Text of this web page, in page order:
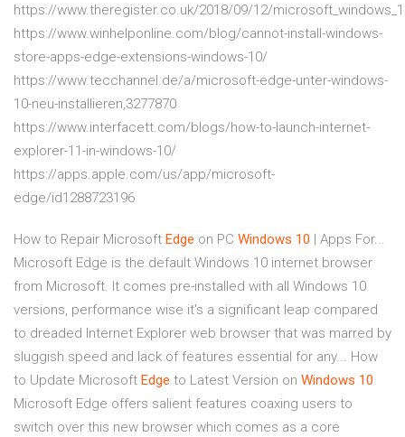
https://www.theregister.co.uk/2018/09/12/
https://www.winhelponline.com/blog/cannot-install-windows-
store-apps-edge-extensions-windows-10/
https://www.tecchannel.de/a/microsoft-edge-unter-windows-
10-neu-installieren,3277870
https://www.interfacett.com/blogs/how-to-launch-internet-
explorer-11-in-windows-10/
https://apps.apple.com/us/app/microsoft-
edge/id1288723196
How to Repair Microsoft Edge on PC Windows 10 | Apps For...
Microsoft Edge is the default Windows 10 internet browser
from Microsoft. It comes pre-installed with all Windows 10
versions, performance wise it's a significant leap compared
to dreaded Internet Explorer web browser that was marred by
sluggish speed and lack of features essential for any... How
to Update Microsoft Edge to Latest Version on Windows 10
Microsoft Edge offers salient features coaxing users to
switch over this new browser which comes as a core